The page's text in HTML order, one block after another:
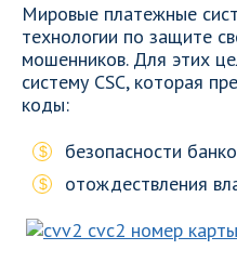
Мировые платежные
технологии по защите
мошенников. Для этих
систему CSC, которая
коды:
безопасности
отождествления